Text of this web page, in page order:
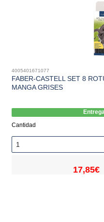
4005401671077
FABER-CASTELL SET 8
MANGA GRISES
Cantidad
17,85€